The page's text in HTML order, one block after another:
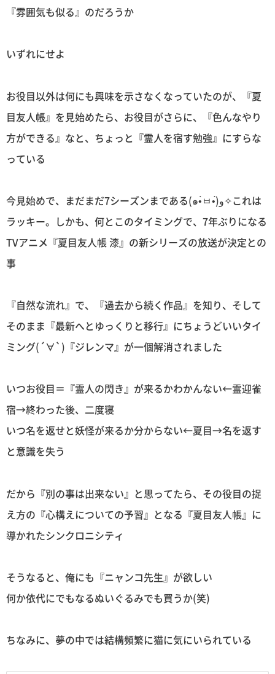
『雰囲気も似る』のだろうか
いずれにせよ
お役目以外は何にも興味を示さなくなっていたのが、『夏
目友人帳』を見始めたら、お役目がさらに、『色んなやり
方ができる』なと、ちょっと『霊人を宿す勉強』にすらな
っている
今見始めで、まだまだ7シーズンまである(๑•̀ㅂ•́)و✧これは
ラッキー。しかも、何とこのタイミングで、7年ぶりになる
TVアニメ『夏目友人帳 漆』の新シリーズの放送が決定との
事
『自然な流れ』で、『過去から続く作品』を知り、そして
そのまま『最新へとゆっくりと移行』にちょうどいいタイ
ミング(´∀`)『ジレンマ』が一個解消されました
いつお役目＝『霊人の閃き』が来るかわかんない←霊迎雀
宿→終わった後、二度寝
いつ名を返せと妖怪が来るか分からない←夏目→名を返す
と意識を失う
だから『別の事は出来ない』と思ってたら、その役目の捉
え方の『心構えについての予習』となる『夏目友人帳』に
導かれたシンクロニシティ
そうなると、俺にも『ニャンコ先生』が欲しい
何か依代にでもなるぬいぐるみでも買うか(笑)
ちなみに、夢の中では結構頻繁に猫に気にいられている